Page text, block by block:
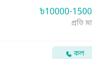
৳10000-
প্রতি
কল